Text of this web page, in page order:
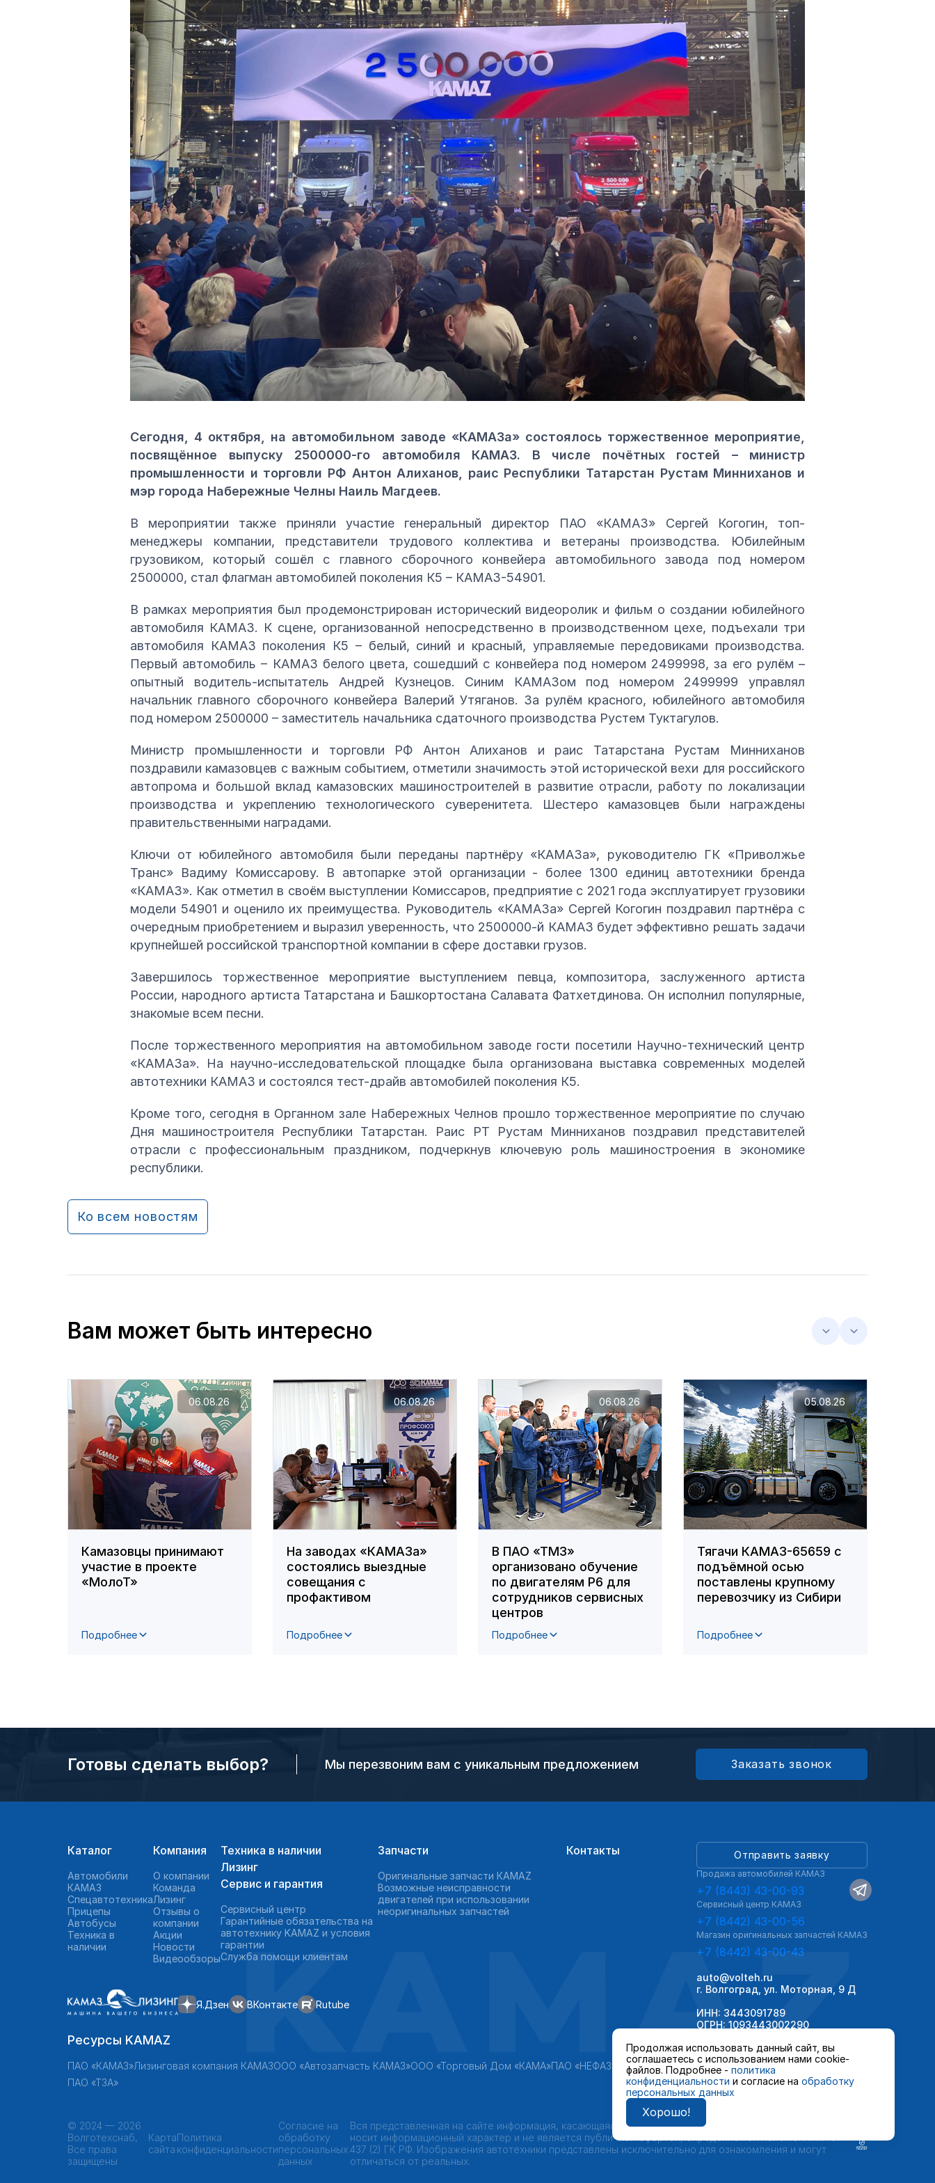
Сегодня, 4 октября, на автомобильном заводе «КАМАЗа» состоялось торжественное мероприятие,
посвящённое выпуску 2500000-го автомобиля КАМАЗ. В числе почётных гостей – министр
промышленности и торговли РФ Антон Алиханов, раис Республики Татарстан Рустам Минниханов и
мэр города Набережные Челны Наиль Магдеев.
В мероприятии также приняли участие генеральный директор ПАО «КАМАЗ» Сергей Когогин, топ-
менеджеры компании, представители трудового коллектива и ветераны производства. Юбилейным
грузовиком, который сошёл с главного сборочного конвейера автомобильного завода под номером
2500000, стал флагман автомобилей поколения К5 – КАМАЗ-54901.
В рамках мероприятия был продемонстрирован исторический видеоролик и фильм о создании юбилейного
автомобиля КАМАЗ. К сцене, организованной непосредственно в производственном цехе, подъехали три
автомобиля КАМАЗ поколения К5 – белый, синий и красный, управляемые передовиками производства.
Первый автомобиль – КАМАЗ белого цвета, сошедший с конвейера под номером 2499998, за его рулём –
опытный водитель-испытатель Андрей Кузнецов. Синим КАМАЗом под номером 2499999 управлял
начальник главного сборочного конвейера Валерий Утяганов. За рулём красного, юбилейного автомобиля
под номером 2500000 – заместитель начальника сдаточного производства Рустем Туктагулов.
Министр промышленности и торговли РФ Антон Алиханов и раис Татарстана Рустам Минниханов
поздравили камазовцев с важным событием, отметили значимость этой исторической вехи для российского
автопрома и большой вклад камазовских машиностроителей в развитие отрасли, работу по локализации
производства и укреплению технологического суверенитета. Шестеро камазовцев были награждены
правительственными наградами.
Ключи от юбилейного автомобиля были переданы партнёру «КАМАЗа», руководителю ГК «Приволжье
Транс» Вадиму Комиссарову. В автопарке этой организации - более 1300 единиц автотехники бренда
«КАМАЗ». Как отметил в своём выступлении Комиссаров, предприятие с 2021 года эксплуатирует грузовики
модели 54901 и оценило их преимущества. Руководитель «КАМАЗа» Сергей Когогин поздравил партнёра с
очередным приобретением и выразил уверенность, что 2500000-й КАМАЗ будет эффективно решать задачи
крупнейшей российской транспортной компании в сфере доставки грузов.
Завершилось торжественное мероприятие выступлением певца, композитора, заслуженного артиста
России, народного артиста Татарстана и Башкортостана Салавата Фатхетдинова. Он исполнил популярные,
знакомые всем песни.
После торжественного мероприятия на автомобильном заводе гости посетили Научно-технический центр
«КАМАЗа». На научно-исследовательской площадке была организована выставка современных моделей
автотехники КАМАЗ и состоялся тест-драйв автомобилей поколения К5.
Кроме того, сегодня в Органном зале Набережных Челнов прошло торжественное мероприятие по случаю
Дня машиностроителя Республики Татарстан. Раис РТ Рустам Минниханов поздравил представителей
отрасли с профессиональным праздником, подчеркнув ключевую роль машиностроения в экономике
республики.
Ко всем новостям
Вам может быть интересно
Камазовцы принимают
участие в проекте
«МолоТ»
Подробнее
06.08.26
На заводах «КАМАЗа»
состоялись выездные
совещания с
профактивом
Подробнее
06.08.26
В ПАО «ТМЗ»
организовано обучение
по двигателям Р6 для
сотрудников сервисных
центров
Подробнее
06.08.26
Тягачи КАМАЗ-65659 с
подъёмной осью
поставлены крупному
перевозчику из Сибири
Подробнее
05.08.26
Готовы сделать выбор? Мы перезвоним вам с уникальным предложением Заказать звонок
Продолжая использовать данный сайт, вы
соглашаетесь с использованием нами cookie-
файлов. Подробнее - политика
конфиденциальности и согласие на обработку
персональных данных
Хорошо!
Каталог
Автомобили
КАМАЗ
Спецавтотехника
Прицепы
Автобусы
Техника в
наличии
Компания
О компании
Команда
Лизинг
Отзывы о
компании
Акции
Новости
Видеообзоры
Техника в наличии
Лизинг
Сервис и гарантия
Сервисный центр
Гарантийные обязательства на
автотехнику KAMAZ и условия
гарантии
Служба помощи клиентам
Запчасти
Оригинальные запчасти КAMAZ
Возможные неисправности
двигателей при использовании
неоригинальных запчастей
Контакты
Я.Дзен ВКонтакте Rutube
Отправить заявку
Продажа автомобилей КАМАЗ
+7 (8443) 43-00-93
Сервисный центр КАМАЗ
+7 (8442) 43-00-56
Магазин оригинальных запчастей КАМАЗ
+7 (8442) 43-00-43
auto@volteh.ru
г. Волгоград, ул. Моторная, 9 Д
ИНН: 3443091789
ОГРН: 1093443002290
Ресурсы KAMAZ
ПАО «КАМАЗ»Лизинговая компания КАМАЗООО «Автозапчасть КАМАЗ»ООО «Торговый Дом «КАМА»ПАО «НЕФАЗ»
ПАО «ТЗА»
KAMAZ
© 2024 — 2026
Волготехснаб,
Все права
защищены
Карта
сайта
Политика
конфиденциальности
Согласие на
обработку
персональных
данных
Вся представленная на сайте информация, касающаяся автомобилей и сервисного обслуживания,
носит информационный характер и не является публичной офертой, определяемой положениями ст.
437 (2) ГК РФ. Изображения автотехники представлены исключительно для ознакомления и могут
отличаться от реальных.